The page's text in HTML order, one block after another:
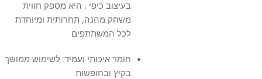
בעיצוב כיפי , היא מספק חווית
משחק מהנה, תחרותית ומיוחדת
לכל המשתתפים
חומר איכותי ועמיד: לשימוש ממושך
בקיץ ובחופשות